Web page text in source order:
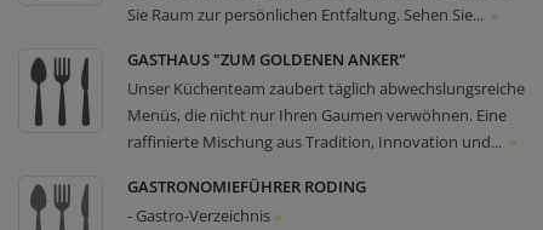
Sie Raum zur persönlichen Entfaltung. Sehen Sie... »
GASTHAUS "ZUM GOLDENEN ANKER"
Unser Küchenteam zaubert täglich abwechslungsreiche
Menüs, die nicht nur Ihren Gaumen verwöhnen. Eine
raffinierte Mischung aus Tradition, Innovation und... »
GASTRONOMIEFÜHRER RODING
- Gastro-Verzeichnis »